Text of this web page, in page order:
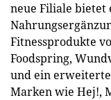
neue Filiale
Fitnessprodukte
Foodspring,
und ein
Marken wie Hej!,